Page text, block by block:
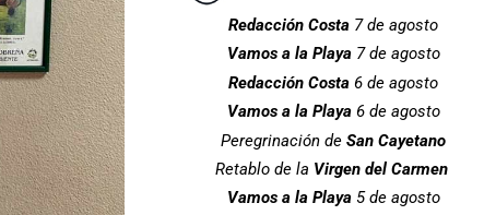
Redacción Costa 7 de agosto
Vamos a la Playa7 de agosto
Redacción Costa 6 de agosto
Vamos a la Playa6 de agosto
Peregrinación deSan Cayetano
Retablo de la Virgen del Carmen
Vamos a la Playa5 de agosto